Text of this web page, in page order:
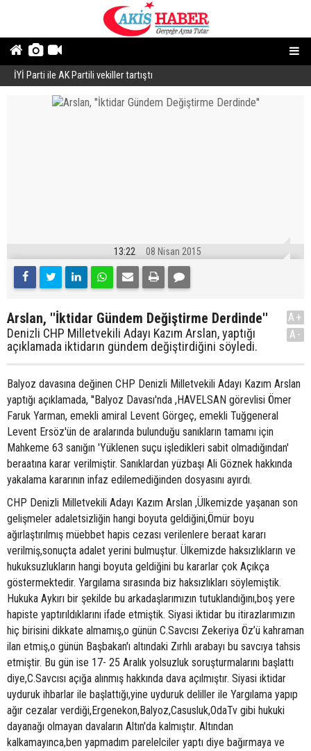
İYİ Parti ile AK Partili vekiller tartıştı
13:22 08 Nisan 2015
Arslan, ''İktidar Gündem Değiştirme Derdinde''
Denizli CHP Milletvekili Adayı Kazım Arslan, yaptığı
açıklamada iktidarın gündem değiştirdiğini söyledi.
A+
A-
Balyoz davasına değinen CHP Denizli Milletvekili Adayı Kazım Arslan
yaptığı açıklamada, ''Balyoz Davası'nda ,HAVELSAN görevlisi Ömer
Faruk Yarman, emekli amiral Levent Görgeç, emekli Tuğgeneral
Levent Ersöz'ün de aralarında bulunduğu sanıkların tamamı için
Mahkeme 63 sanığın 'Yüklenen suçu işledikleri sabit olmadığından'
beraatına karar verilmiştir. Sanıklardan yüzbaşı Ali Göznek hakkında
yakalama kararının infaz edilemediğinden dosyasını ayırdı.
CHP Denizli Milletvekili Adayı Kazım Arslan ,Ülkemizde yaşanan son
gelişmeler adaletsizliğin hangi boyuta geldiğini,Ömür boyu
ağırlaştırılmış müebbet hapis cezası verilenlere beraat kararı
verilmiş,sonuçta adalet yerini bulmuştur. Ülkemizde haksızlıkların ve
hukuksuzlukların hangi boyuta geldiğini bu kararlar çok Açıkça
göstermektedir. Yargılama sırasında biz haksızlıkları söylemiştik.
Hukuka Aykırı bir şekilde bu arkadaşlarımızın tutuklandığını,boş yere
hapiste yaptırıldıklarını ifade etmiştik. Siyasi iktidar bu itirazlarımızın
hiç birisini dikkate almamış,o günün C.Savcısı Zekeriya Öz’ü kahraman
ilan etmiş,o günün Başbakan'ı altındaki Zırhlı arabayı bu savcıya tahsis
etmiştir. Bu gün ise 17- 25 Aralık yolsuzluk soruşturmalarını başlattı
diye,C.Savcısı açığa alınmış hakkında dava açılmıştır. Siyasi iktidar
uyduruk ihbarlar ile başlattığı,yine uyduruk deliller ile Yargılama yapıp
ağır cezalar verdiği,Ergenekon,Balyoz,Casusluk,OdaTv gibi hukuki
dayanağı olmayan davaların Altın'da kalmıştır. Altından
kalkamayınca,ben yapmadım parelelciler yaptı diye bağırmaya ve